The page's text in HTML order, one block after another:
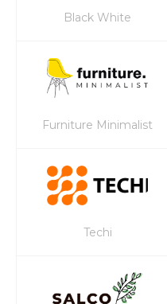
Black White
Furniture Minimalist
Techi